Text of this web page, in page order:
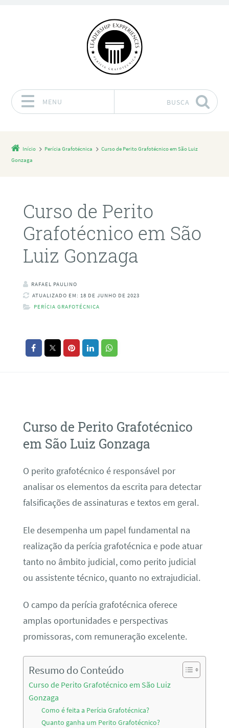
MENU BUSCA
Início Perícia Grafotécnica
Curso de Perito Grafotécnico em São Luiz
Gonzaga
Curso de Perito
Grafotécnico em São
Luiz Gonzaga
RAFAEL PAULINO
ATUALIZADO EM: 18 DE JUNHO DE 2023
PERÍCIA GRAFOTÉCNICA
Curso de Perito Grafotécnico
em São Luiz Gonzaga
O perito grafotécnico é responsável por
analisar os elementos da escrita para detectar
falsificações de assinaturas e textos em geral.
Ele desempenha um papel fundamental na
realização da perícia grafotécnica e pode atuar
tanto no âmbito judicial, como perito judicial
ou assistente técnico, quanto no extrajudicial.
O campo da perícia grafotécnica oferece
amplas oportunidades e perspectivas
promissoras, com remuneração excelente.
Resumo do Conteúdo
Curso de Perito Grafotécnico em São Luiz
Gonzaga
Como é feita a Perícia Grafotécnica?
Quanto ganha um Perito Grafotécnico?